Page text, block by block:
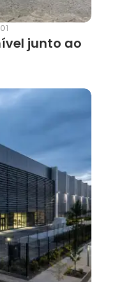
junto ao